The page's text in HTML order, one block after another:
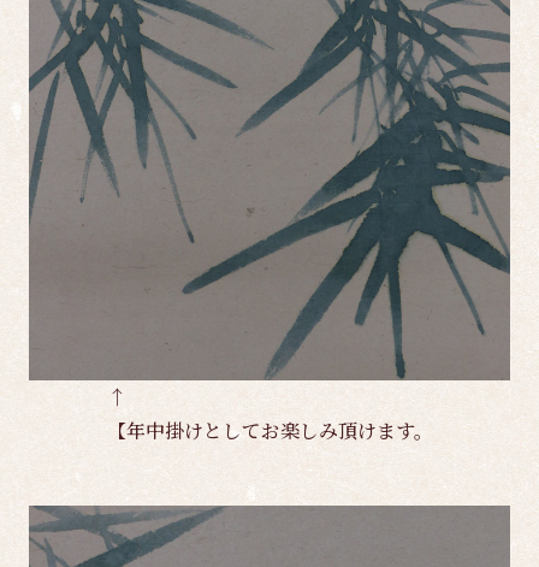
↑
【年中掛けとしてお楽しみ頂けます。